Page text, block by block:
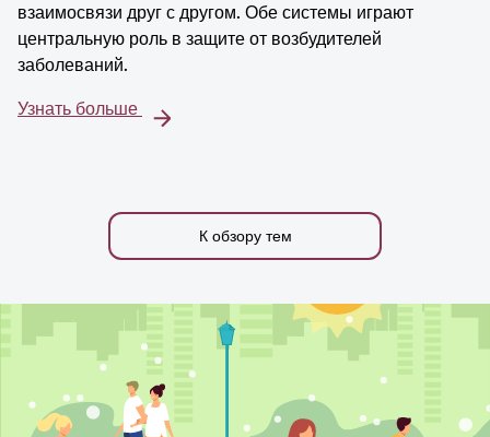
взаимосвязи друг с другом. Обе системы играют
центральную роль в защите от возбудителей
заболеваний.
Узнать больше
К обзору тем